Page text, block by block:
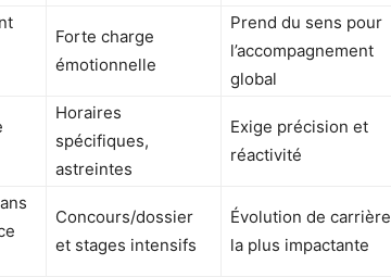
Forte charge
émotionnelle
Prend du sens pour
l’accompagnement
global
Horaires
spécifiques,
astreintes
Exige précision et
réactivité
Concours/dossier
et stages intensifs
Évolution de carrière
la plus impactante